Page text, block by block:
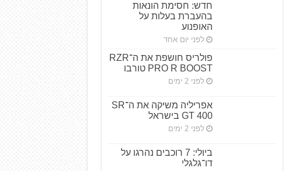
חדש: חסימת הונאות
בהעברת בעלות על
האופנוע
לפני יום אחד
פולריס חושפת את ה־RZR
PRO R BOOST טורבו
לפני 2 ימים
אפריליה משיקה את ה־SR
GT 400 בישראל
לפני 2 ימים
ביולי: 7 רוכבים נהרגו על
דו־גלגלי